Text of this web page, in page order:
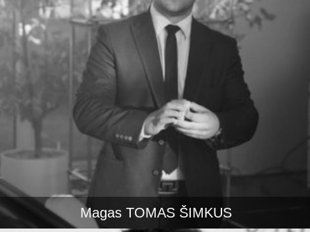
Magas TOMAS ŠIMKUS